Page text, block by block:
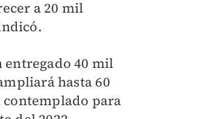
a 20 mil
entregado 40 mil
hasta 60
contemplado para